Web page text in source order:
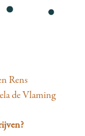
Rens
de Vlaming